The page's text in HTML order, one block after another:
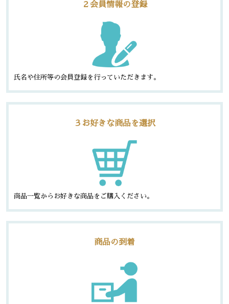
２会員情報の登録
氏名や住所等の会員登録を行っていただきます。
３お好きな商品を選択
商品一覧からお好きな商品をご購入ください。
商品の到着